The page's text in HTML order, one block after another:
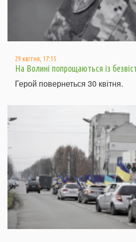
29 квітня, 17:15
На Волині попрощаються із
Герой повернеться 30 квітня.